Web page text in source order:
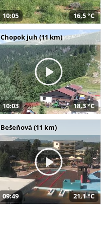
10:05 16,5 °C
Chopok juh (11 km)
10:03 18,3 °C
Bešeňová (11 km)
09:49 21,1 °C